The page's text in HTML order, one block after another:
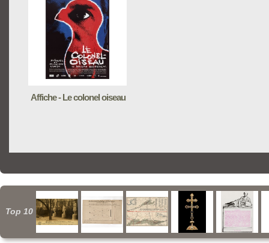
Affiche - Le colonel oiseau
Top 10